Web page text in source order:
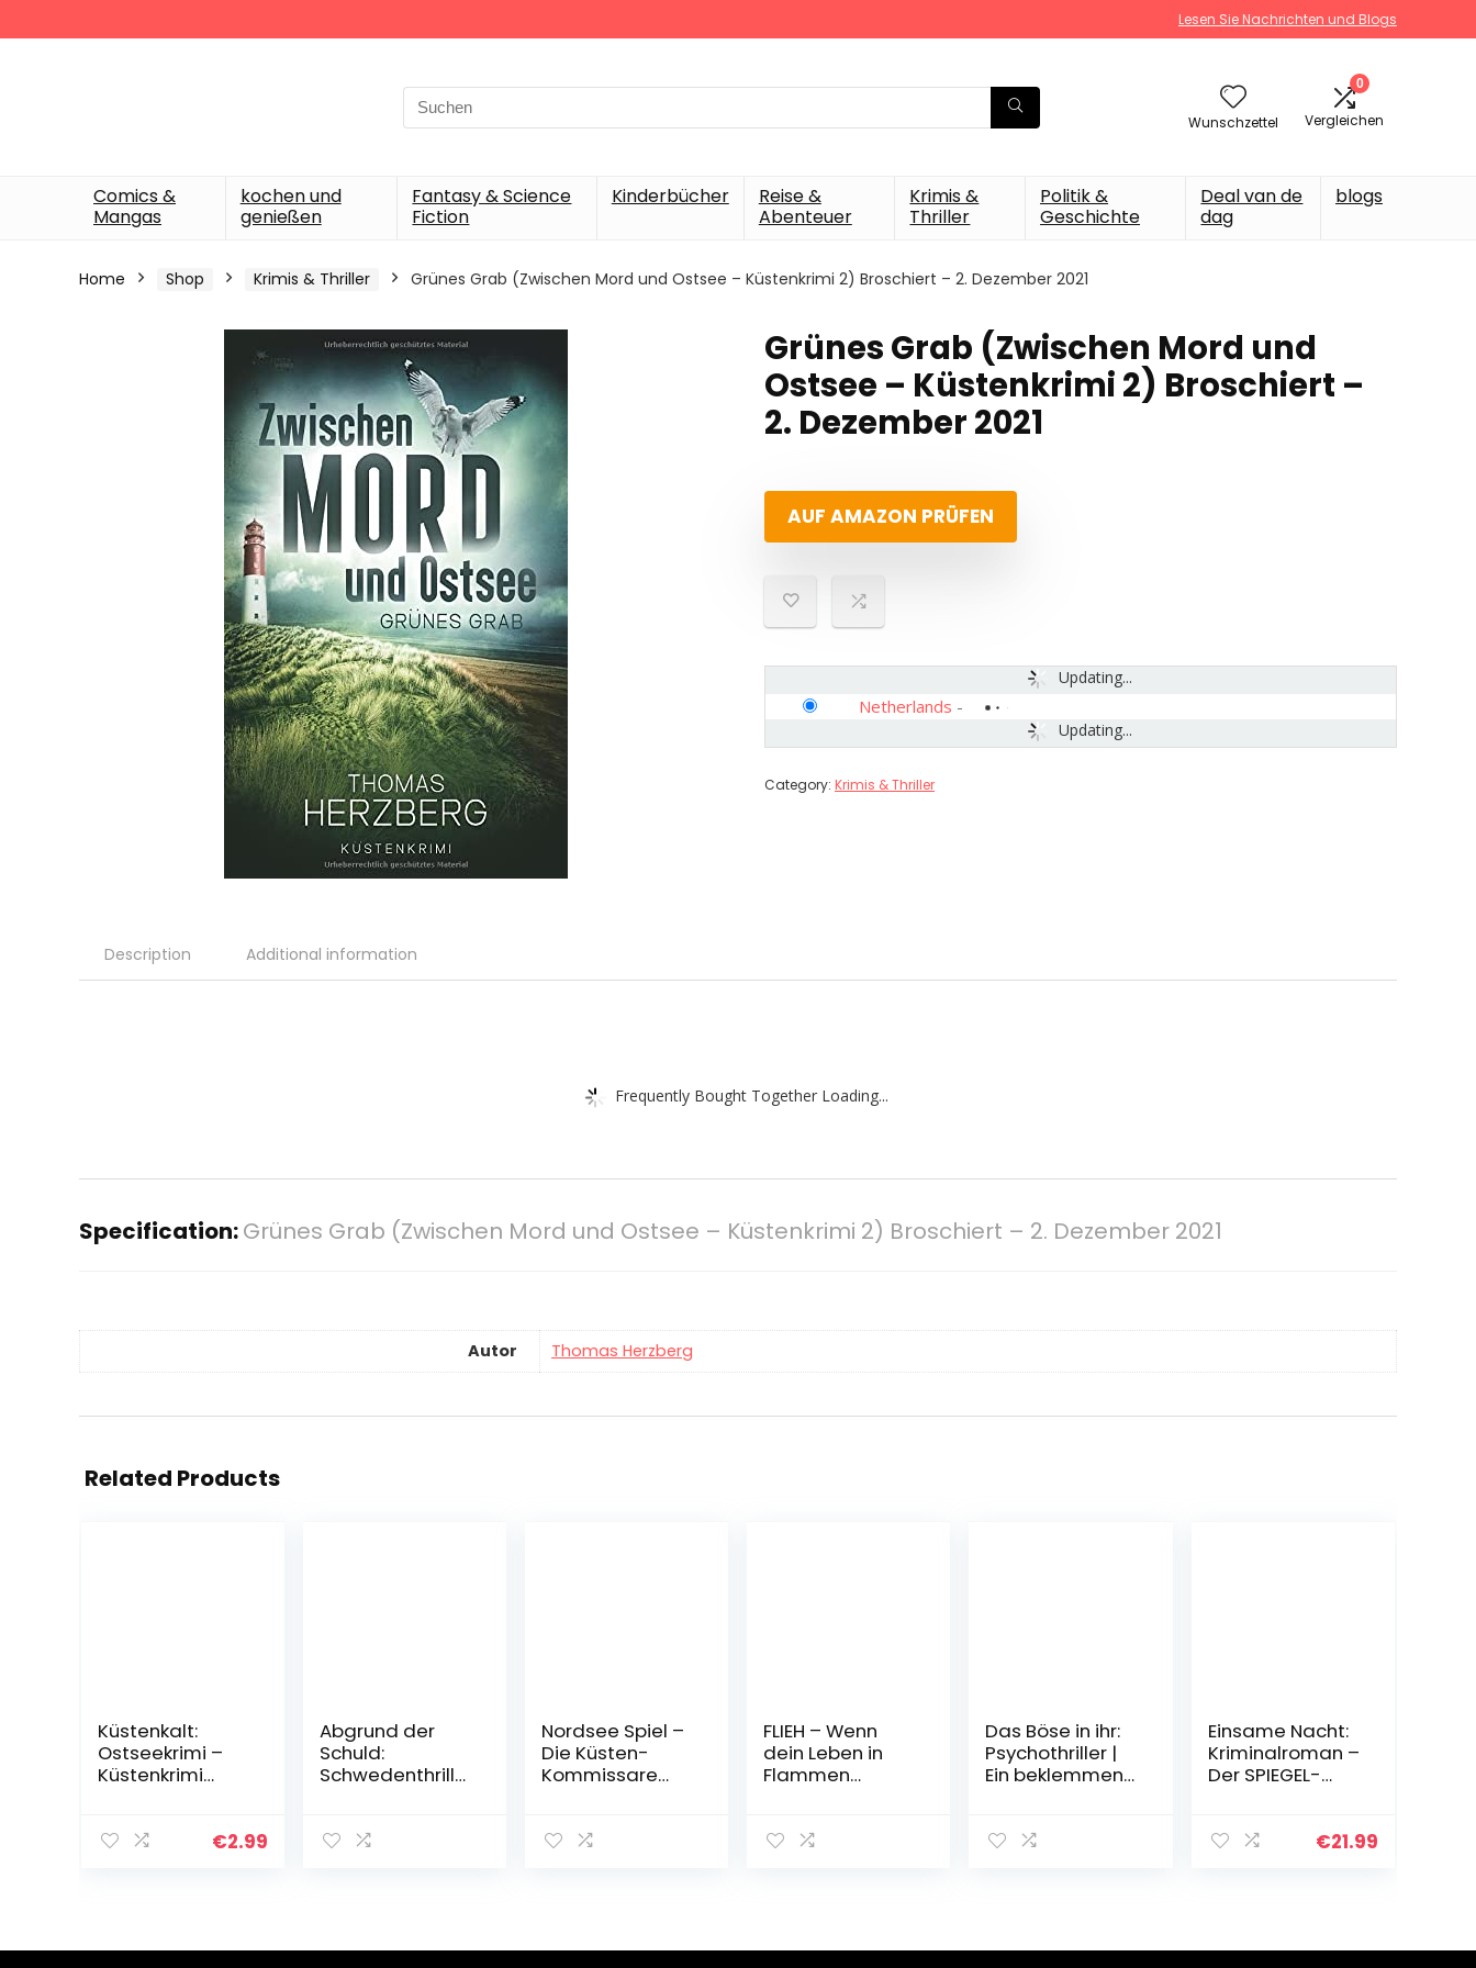
Lesen Sie Nachrichten und Blogs
Search
for:
Wunschzettel
0
Vergleichen
Comics &
Mangas
kochen und
genießen
Fantasy & Science
Fiction
Kinderbücher
Reise &
Abenteuer
Krimis &
Thriller
Politik &
Geschichte
Deal van de
dag
blogs
Home Shop Krimis & Thriller Grünes Grab (Zwischen Mord und Ostsee – Küstenkrimi 2) Broschiert – 2. Dezember 2021
Grünes Grab (Zwischen Mord und
Ostsee – Küstenkrimi 2) Broschiert –
2. Dezember 2021
AUF AMAZON PRÜFEN
Updating...
Updating...
Netherlands -
Category: Krimis & Thriller
Description Additional information
Frequently Bought Together Loading...
Specification:Grünes Grab (Zwischen Mord und Ostsee – Küstenkrimi 2) Broschiert – 2. Dezember 2021
Autor Thomas Herzberg
Related Products
Küstenkalt:
Ostseekrimi –
Küstenkrimi
ermitteln 7)
€2.99
Abgrund der
Schuld:
Schwedenthriller
Oktober 2022
Nordsee Spiel –
Die Küsten-
Kommissare
Band 9)
FLIEH – Wenn
dein Leben in
Flammen
Taschenbuch –
Das Böse in ihr:
Psychothriller |
Ein beklemmend
zum Schluss
Einsame Nacht:
Kriminalroman –
Der SPIEGEL-
Linville-Reihe 4)
€21.99